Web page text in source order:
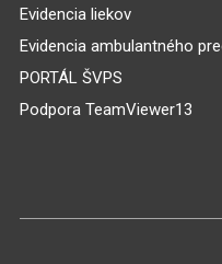
Evidencia liekov
Evidencia ambulantného
PORTÁL ŠVPS
Podpora TeamViewer13